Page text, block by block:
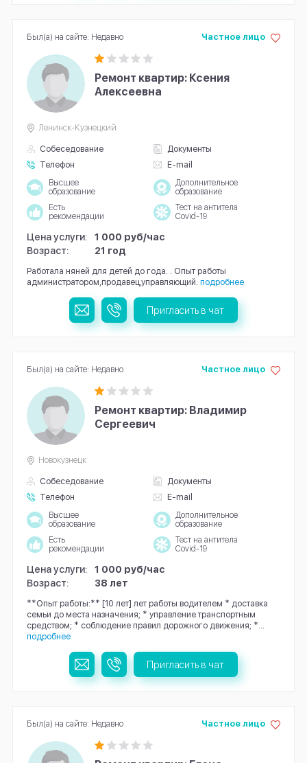
Ремонт квартир: Ксения
Алексеевна
Собеседование
Документы
Телефон
E-mail
Частное лицо
Ленинск-Кузнецкий
Высшее
образование
Дополнительное
образование
Есть
рекомендации
Тест на антитела
Covid-19
Цена услуги:
1 000 руб/час
Возраст:
21 год
Работала няней для детей до года. . Опыт работы
администратором,продавец,управляющий. подробнее
Был(а) на сайте: Недавно
Пригласить в чат
Ремонт квартир: Владимир
Сергеевич
Собеседование
Документы
Телефон
E-mail
Частное лицо
Новокузнецк
Высшее
образование
Дополнительное
образование
Есть
рекомендации
Тест на антитела
Covid-19
Цена услуги:
1 000 руб/час
Возраст:
38 лет
**Опыт работы:** [10 лет] лет работы водителем * доставка
семьи до места назначения; * управление транспортным
средством; * соблюдение правил дорожного движения; *...
подробнее
Был(а) на сайте: Недавно
Пригласить в чат
Частное лицо
Был(а) на сайте: Недавно